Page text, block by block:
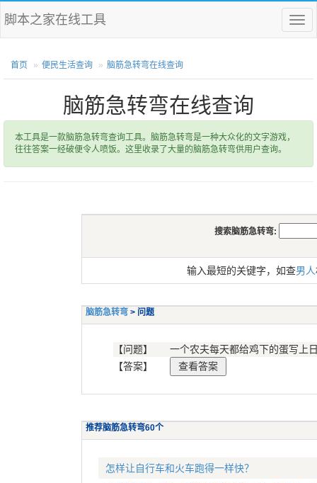
菜
单
脚本之家在线工具
首页 便民生活查询 脑筋急转弯在线查询
脑筋急转弯在线查询
本工具是一款脑筋急转弯查询工具。脑筋急转弯是一种大众化的文字游戏，
往往答案一经破便令人喷饭。这里收录了大量的脑筋急转弯供用户查询。
搜索脑筋急转弯:
输入最短的关键字，如查男人
脑筋急转弯 > 问题
【问题】
一个农夫每天都给鸡下的蛋写上
【答案】
推荐脑筋急转弯60个
怎样让自行车和火车跑得一样快？